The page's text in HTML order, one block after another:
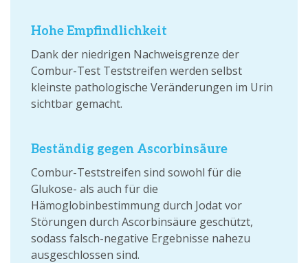
Hohe Empfindlichkeit
Dank der niedrigen Nachweisgrenze der
Combur-Test Teststreifen werden selbst
kleinste pathologische Veränderungen im Urin
sichtbar gemacht.
Beständig gegen Ascorbinsäure
Combur-Teststreifen sind sowohl für die
Glukose- als auch für die
Hämoglobinbestimmung durch Jodat vor
Störungen durch Ascorbinsäure geschützt,
sodass falsch-negative Ergebnisse nahezu
ausgeschlossen sind.